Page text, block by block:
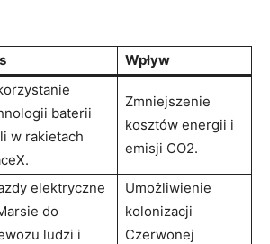
Wpływ
baterii
w rakietach
Zmniejszenie
kosztów energii i
emisji CO2.
elektryczne
do
ludzi i
Umożliwienie
kolonizacji
Czerwonej